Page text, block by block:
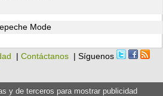
Mode
Mode
Mode
|Contáctanos | Síguenos
y de terceros para mostrar publicidad